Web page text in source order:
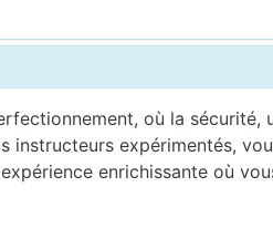
où la
instructeurs expérimentés,
enrichissante où